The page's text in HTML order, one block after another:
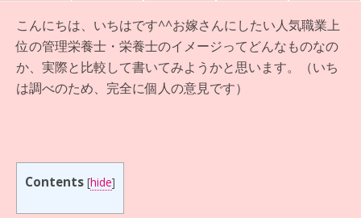
こんにちは、いちはです^^お嫁さんにしたい人気職業上
位の管理栄養士・栄養士のイメージってどんなものなの
か、実際と比較して書いてみようかと思います。（いち
は調べのため、完全に個人の意見です）
Contents [hide]